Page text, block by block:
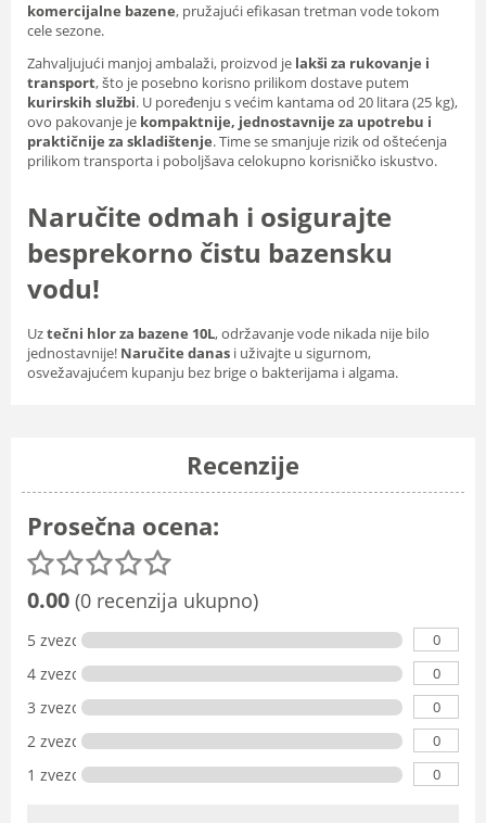
komercijalne bazene, pružajući efikasan tretman vode tokom
cele sezone.
Zahvaljujući manjoj ambalaži, proizvod je lakši za rukovanje i
transport, što je posebno korisno prilikom dostave putem
kurirskih službi. U poređenju s većim kantama od 20 litara (25 kg),
ovo pakovanje je kompaktnije, jednostavnije za upotrebu i
praktičnije za skladištenje. Time se smanjuje rizik od oštećenja
prilikom transporta i poboljšava celokupno korisničko iskustvo.
Naručite odmah i osigurajte
besprekorno čistu bazensku
vodu!
Uztečni hlor za bazene 10L, održavanje vode nikada nije bilo
jednostavnije! Naručite danas i uživajte u sigurnom,
osvežavajućem kupanju bez brige o bakterijama i algama.
Recenzije
Prosečna ocena:
0.00 (0 recenzija ukupno)
5 zvezdica 0
4 zvezdice 0
3 zvezdice 0
2 zvezdice 0
1 zvezdica 0